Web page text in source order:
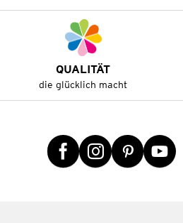
QUALITÄT
die glücklich macht